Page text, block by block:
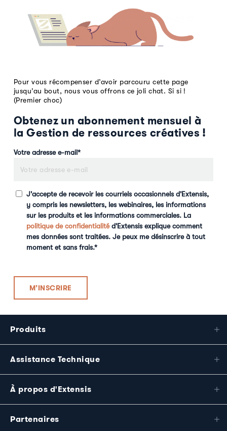
Pour vous récompenser d’avoir parcouru cette page
jusqu’au bout, nous vous offrons ce joli chat. Si si !
(Premier choc)
Obtenez un abonnement mensuel à
la Gestion de ressources créatives !
Votre adresse e-mail*
J'accepte de recevoir les courriels occasionnels d'Extensis,
y compris les newsletters, les webinaires, les informations
sur les produits et les informations commerciales. La
politique de confidentialitéd'Extensis explique comment
mes données sont traitées. Je peux me désinscrire à tout
moment et sans frais.*
Produits
Assistance Technique
À propos d'Extensis
Partenaires